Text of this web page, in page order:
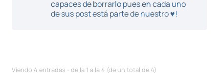
capaces de borrarlo pues en cada uno
de sus post está parte de nuestro ♥!
Viendo 4 entradas - de la 1 a la 4 (de un total de 4)